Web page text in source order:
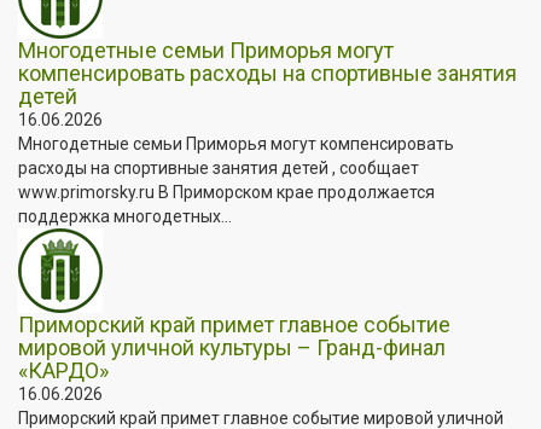
Многодетные семьи Приморья могут
компенсировать расходы на спортивные занятия
детей
16.06.2026
Многодетные семьи Приморья могут компенсировать
расходы на спортивные занятия детей , сообщает
www.primorsky.ru В Приморском крае продолжается
поддержка многодетных...
Приморский край примет главное событие
мировой уличной культуры – Гранд-финал
«КАРДО»
16.06.2026
Приморский край примет главное событие мировой уличной